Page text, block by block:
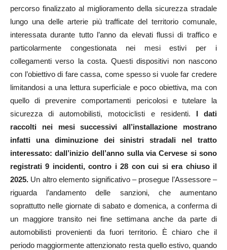
percorso finalizzato al miglioramento della sicurezza stradale
lungo una delle arterie più trafficate del territorio comunale,
interessata durante tutto l’anno da elevati flussi di traffico e
particolarmente congestionata nei mesi estivi per i
collegamenti verso la costa. Questi dispositivi non nascono
con l’obiettivo di fare cassa, come spesso si vuole far credere
limitandosi a una lettura superficiale e poco obiettiva, ma con
quello di prevenire comportamenti pericolosi e tutelare la
sicurezza di automobilisti, motociclisti e residenti. I dati
raccolti nei mesi successivi all’installazione mostrano
infatti una diminuzione dei sinistri stradali nel tratto
interessato: dall’inizio dell’anno sulla via Cervese si sono
registrati 9 incidenti, contro i 28 con cui si era chiuso il
2025. Un altro elemento significativo – prosegue l’Assessore –
riguarda l’andamento delle sanzioni, che aumentano
soprattutto nelle giornate di sabato e domenica, a conferma di
un maggiore transito nei fine settimana anche da parte di
automobilisti provenienti da fuori territorio. È chiaro che il
periodo maggiormente attenzionato resta quello estivo, quando